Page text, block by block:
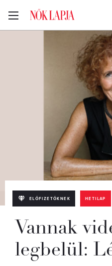
ELŐFIZETŐKNEK HETILAP
Vannak
legbelül: